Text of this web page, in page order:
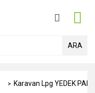
ARA
Karavan Lpg YEDEK